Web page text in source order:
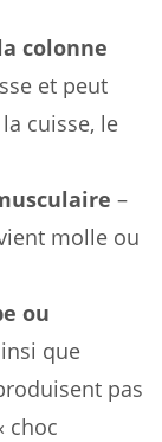
colonne
et peut
cuisse, le
–
molle ou
ou
que
pas
choc